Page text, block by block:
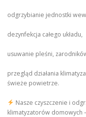
odgrzybianie jednostki
dezynfekcja całego układu,
usuwanie pleśni,
przegląd działania
świeże powietrze.
Nasze czyszczenie i
klimatyzatorów domowych